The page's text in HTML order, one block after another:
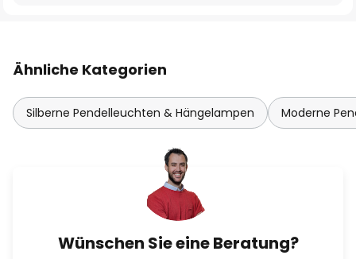
Ähnliche Kategorien
Silberne Pendelleuchten & Hängelampen Moderne
Wünschen Sie eine Beratung?